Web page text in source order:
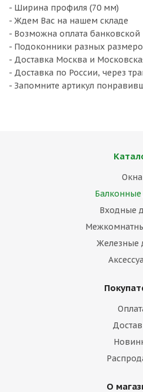
- Ширина профиля (70 мм)
- Ждем Вас на нашем складе
- Возможна оплата банковской
- Подоконники разных
- Доставка Москва и
- Доставка по России, через
- Запомните артикул
Окна
Входные
Железные
О